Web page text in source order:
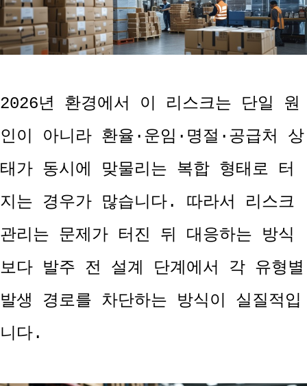
2026년 환경에서 이 리스크는 단일 원
인이 아니라 환율·운임·명절·공급처 상
태가 동시에 맞물리는 복합 형태로 터
지는 경우가 많습니다. 따라서 리스크
관리는 문제가 터진 뒤 대응하는 방식
보다 발주 전 설계 단계에서 각 유형별
발생 경로를 차단하는 방식이 실질적입
니다.